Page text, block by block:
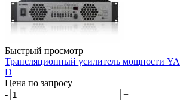
Быстрый просмотр
Трансляционный усилитель мощности
D
Цена по запросу
-
+